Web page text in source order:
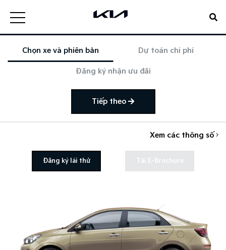
Chọn xe và phiên bản Dự toán chi phí
Đăng ký nhận ưu đãi
Tiếp theo
Xem các thông số
Đăng ký lái thử Tải E-Brochure